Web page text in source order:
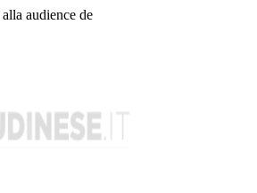
audience de